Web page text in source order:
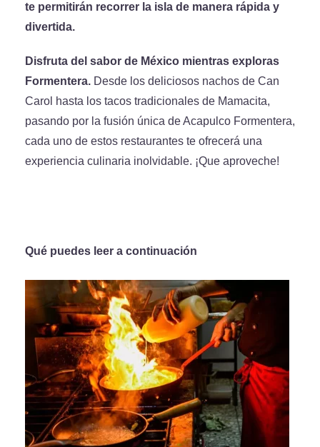
te permitirán recorrer la isla de manera rápida y
divertida.
Disfruta del sabor de México mientras exploras
Formentera. Desde los deliciosos nachos de Can
Carol hasta los tacos tradicionales de Mamacita,
pasando por la fusión única de Acapulco Formentera,
cada uno de estos restaurantes te ofrecerá una
experiencia culinaria inolvidable. ¡Que aproveche!
Qué puedes leer a continuación